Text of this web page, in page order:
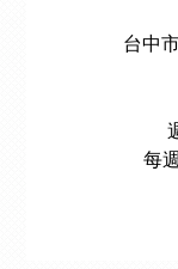
台中
每